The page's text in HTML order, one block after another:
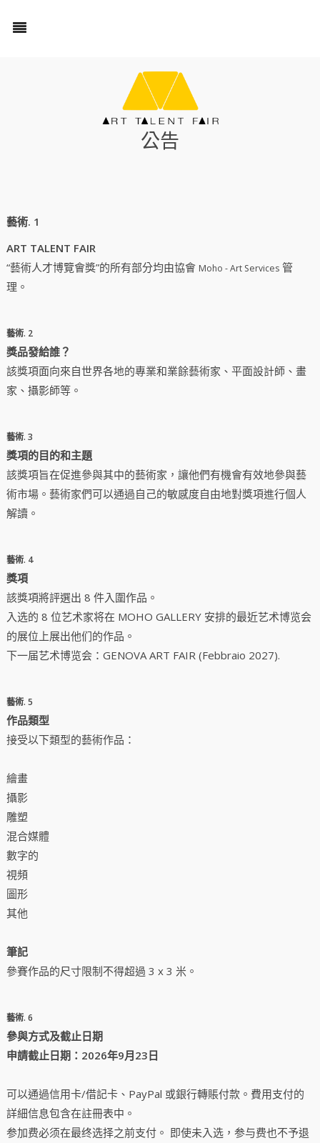
公告
藝術. 1
ART TALENT FAIR
“藝術人才博覽會獎”的所有部分均由協會 Moho - Art Services管
理。
藝術. 2
獎品發給誰？
該獎項面向來自世界各地的專業和業餘藝術家、平面設計師、畫
家、攝影師等。
藝術. 3
獎項的目的和主題
該獎項旨在促進參與其中的藝術家，讓他們有機會有效地參與藝
術市場。藝術家們可以通過自己的敏感度自由地對獎項進行個人
解讀。
藝術. 4
獎項
該獎項將評選出 8 件入圍作品。
入选的 8 位艺术家将在 MOHO GALLERY 安排的最近艺术博览会
的展位上展出他们的作品。
下一届艺术博览会：GENOVA ART FAIR (Febbraio 2027).
藝術. 5
作品類型
接受以下類型的藝術作品：
繪畫
攝影
雕塑
混合媒體
數字的
視頻
圖形
其他
筆記
參賽作品的尺寸限制不得超過 3 x 3 米。
藝術. 6
參與方式及截止日期
申請截止日期：2026年9月23日
可以通過信用卡/借記卡、PayPal 或銀行轉賬付款。費用支付的
詳細信息包含在註冊表中。
参加费必须在最终选择之前支付。 即使未入选，参与费也不予退